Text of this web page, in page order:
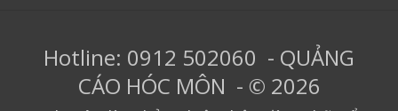
Hotline: 0912 502060 - QUẢNG
CÁO HÓC MÔN - © 2026